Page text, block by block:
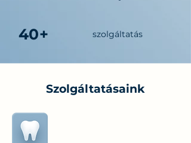
40+ szolgáltatás
Szolgáltatásaink